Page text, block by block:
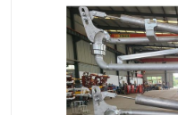
LNG鹤管
平台栈桥